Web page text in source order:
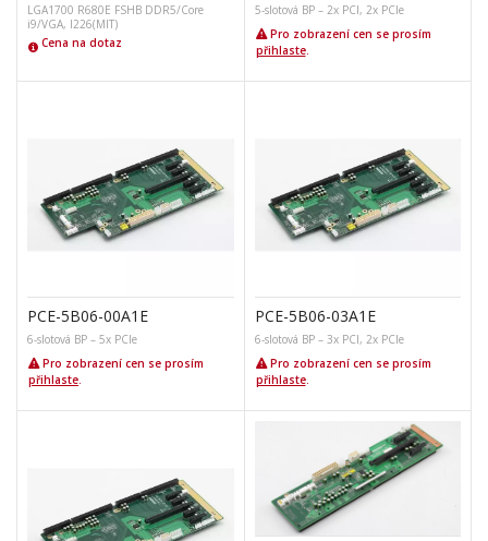
LGA1700 R680E FSHB DDR5/Core
i9/VGA, I226(MIT)
Cena na dotaz
5-slotová BP – 2x PCI, 2x PCIe
Pro zobrazení cen se prosím
přihlaste.
PCE-5B06-00A1E
6-slotová BP – 5x PCIe
Pro zobrazení cen se prosím
přihlaste.
PCE-5B06-03A1E
6-slotová BP – 3x PCI, 2x PCIe
Pro zobrazení cen se prosím
přihlaste.